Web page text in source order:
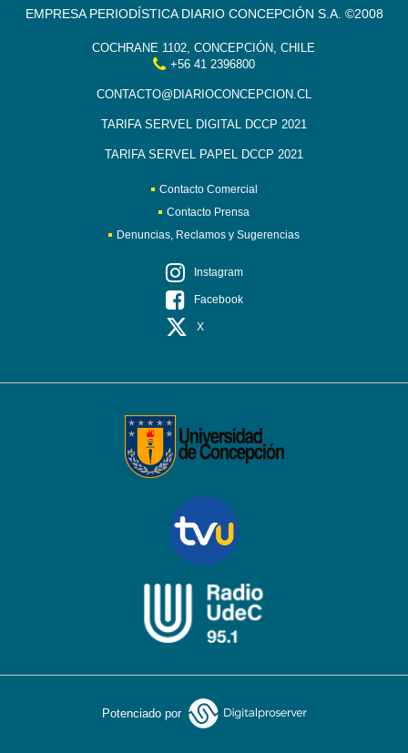
EMPRESA PERIODÍSTICA DIARIO CONCEPCIÓN S.A. ©2008
COCHRANE 1102, CONCEPCIÓN, CHILE
+56 41 2396800
CONTACTO@DIARIOCONCEPCION.CL
TARIFA SERVEL DIGITAL DCCP 2021
TARIFA SERVEL PAPEL DCCP 2021
Contacto Comercial
Contacto Prensa
Denuncias, Reclamos y Sugerencias
Instagram
Facebook
X
Potenciado por